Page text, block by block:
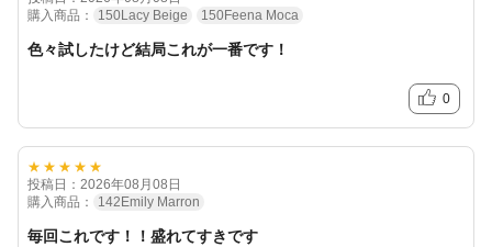
購入商品：
150Lacy Beige 150Feena Moca
色々試したけど結局これが一番です！
0
★★★★★
投稿日：2026年08月08日
購入商品：
142Emily Marron
毎回これです！！盛れてすきです